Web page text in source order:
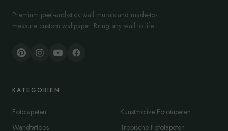
Premium peel-and-stick wall murals and made-to-
measure custom wallpaper. Bring any wall to life.
KATEGORIEN
Fototapeten
Wandtattoos
Kunstmotive Fototapeten
Tropische Fototapeten